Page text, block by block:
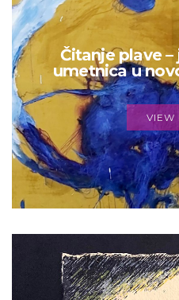
Čitanje plave
umetnica u
VIEW